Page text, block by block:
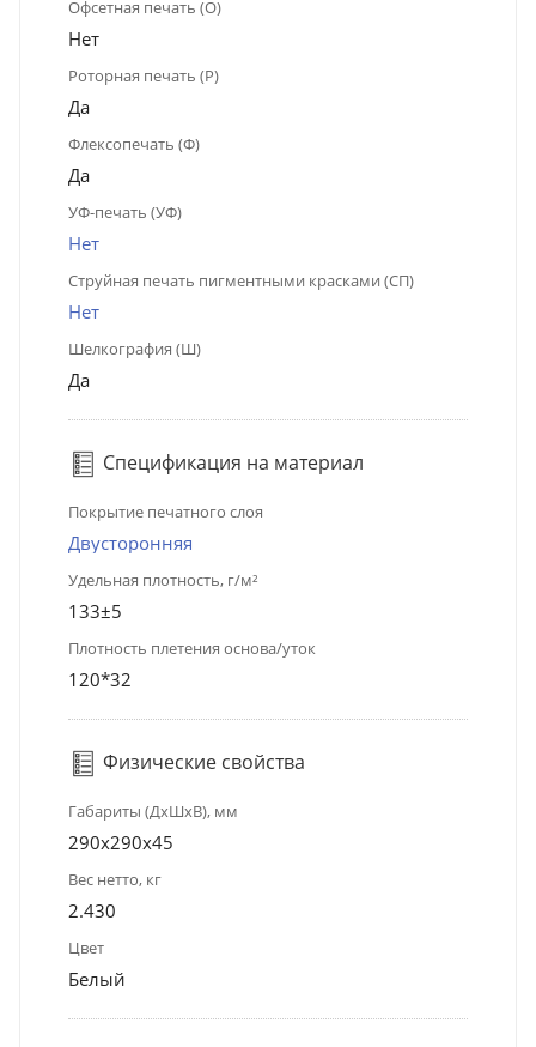
Офсетная печать (О)
Нет
Роторная печать (Р)
Да
Флексопечать (Ф)
Да
УФ-печать (УФ)
Нет
Струйная печать пигментными красками (СП)
Нет
Шелкография (Ш)
Да
Спецификация на материал
Покрытие печатного слоя
Двусторонняя
Удельная плотность, г/м²
133±5
Плотность плетения основа/уток
120*32
Физические свойства
Габариты (ДхШхВ), мм
290x290x45
Вес нетто, кг
2.430
Цвет
Белый